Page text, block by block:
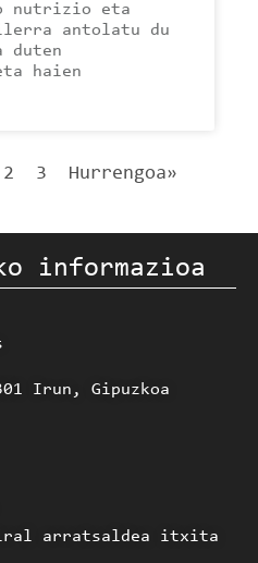
nutrizio eta
antolatu du
duten
haien
2 3 Hurrengoa»
informazioa
Irun, Gipuzkoa
arratsaldea itxita